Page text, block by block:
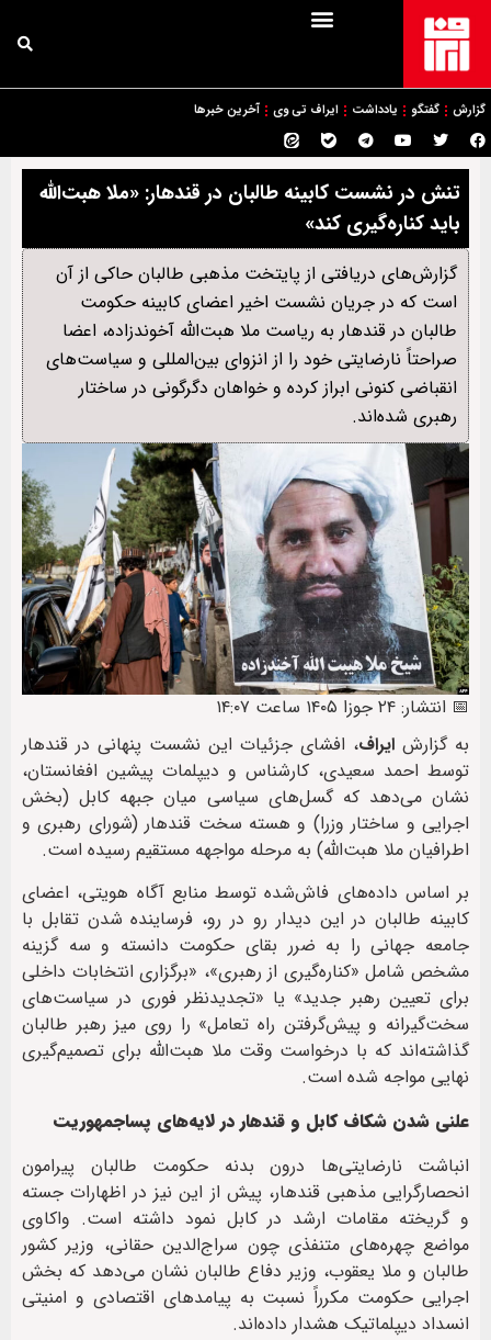
گزارش گفتگو یادداشت ایراف تی وی آخرین خبرها
تنش در نشست کابینه طالبان در قندهار: «ملا هبت‌الله
باید کناره‌گیری کند»
گزارش‌های دریافتی از پایتخت مذهبی طالبان حاکی از آن
است که در جریان نشست اخیر اعضای کابینه حکومت
طالبان در قندهار به ریاست ملا هبت‌الله آخوندزاده، اعضا
صراحتاً نارضایتی خود را از انزوای بین‌المللی و سیاست‌های
انقباضی کنونی ابراز کرده و خواهان دگرگونی در ساختار
رهبری شده‌اند.
📅 انتشار: ۲۴ جوزا ۱۴۰۵ ساعت ۱۴:۰۷
به گزارش ایراف، افشای جزئیات این نشست پنهانی در قندهار
توسط احمد سعیدی، کارشناس و دیپلمات پیشین افغانستان،
نشان می‌دهد که گسل‌های سیاسی میان جبهه کابل (بخش
اجرایی و ساختار وزرا) و هسته سخت قندهار (شورای رهبری و
اطرافیان ملا هبت‌الله) به مرحله مواجهه مستقیم رسیده است.
بر اساس داده‌های فاش‌شده توسط منابع آگاه هویتی، اعضای
کابینه طالبان در این دیدار رو در رو، فرساینده شدن تقابل با
جامعه جهانی را به ضرر بقای حکومت دانسته و سه گزینه
مشخص شامل «کناره‌گیری از رهبری»، «برگزاری انتخابات داخلی
برای تعیین رهبر جدید» یا «تجدیدنظر فوری در سیاست‌های
سخت‌گیرانه و پیش‌گرفتن راه تعامل» را روی میز رهبر طالبان
گذاشته‌اند که با درخواست وقت ملا هبت‌الله برای تصمیم‌گیری
نهایی مواجه شده است.
علنی شدن شکاف کابل و قندهار در لایه‌های پساجمهوریت
انباشت نارضایتی‌ها درون بدنه حکومت طالبان پیرامون
انحصارگرایی مذهبی قندهار، پیش از این نیز در اظهارات جسته
و گریخته مقامات ارشد در کابل نمود داشته است. واکاوی
مواضع چهره‌های متنفذی چون سراج‌الدین حقانی، وزیر کشور
طالبان و ملا یعقوب، وزیر دفاع طالبان نشان می‌دهد که بخش
اجرایی حکومت مکرراً نسبت به پیامدهای اقتصادی و امنیتی
انسداد دیپلماتیک هشدار داده‌اند.